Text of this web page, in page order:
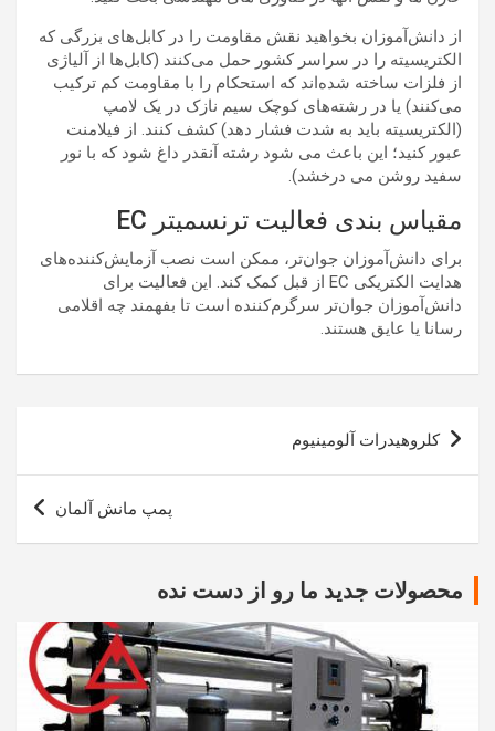
از دانش‌آموزان بخواهید نقش مقاومت را در کابل‌های بزرگی که
الکتریسیته را در سراسر کشور حمل می‌کنند (کابل‌ها از آلیاژی
از فلزات ساخته شده‌اند که استحکام را با مقاومت کم ترکیب
می‌کنند) یا در رشته‌های کوچک سیم نازک در یک لامپ
(الکتریسیته باید به شدت فشار دهد) کشف کنند. از فیلامنت
عبور کنید؛ این باعث می شود رشته آنقدر داغ شود که با نور
سفید روشن می درخشد).
مقیاس بندی فعالیت ترنسمیتر EC
برای دانش‌آموزان جوان‌تر، ممکن است نصب آزمایش‌کننده‌های
هدایت الکتریکی EC از قبل کمک کند. این فعالیت برای
دانش‌آموزان جوان‌تر سرگرم‌کننده است تا بفهمند چه اقلامی
رسانا یا عایق هستند.
راهبری
نوشته
کلروهیدرات آلومینیوم
پمپ مانش آلمان
محصولات جدید ما رو از دست نده